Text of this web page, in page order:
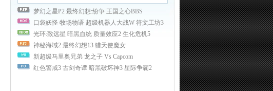
梦幻之星P2 最终幻想:纷争 王国之心BBS
口袋妖怪 牧场物语 超级机器人大战W 符文工坊3
光环:致远星 暗黑血统 质量效应2 生化危机5
神秘海域2 最终幻想13 猎天使魔女
新超级马里奥兄弟 龙之子 Vs Capcom
红色警戒3 古剑奇谭 暗黑破坏神3 星际争霸2